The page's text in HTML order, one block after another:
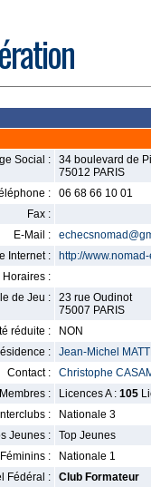
Social :
34 boulevard de
75012 PARIS
:
06 68 66 10 01
Fax :
E-Mail :
Internet :
http://
Horaires :
de Jeu :
23 rue Oudinot
75007 PARIS
réduite :
NON
:
Jean-Michel
Contact :
Christophe
Membres :
Licences A : 105
Interclubs :
Nationale 3
Jeunes :
Top Jeunes
:
Nationale 1
Fédéral :
Club Formateur